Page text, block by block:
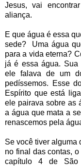
Jesus, vai
aliança.
E que água é essa
sede? Uma água
para a vida eterna?
já é essa água. Sua
ele falava de um
pedíssemos. Esse
Espírito que está
ele pairava sobre as
a água que mata a
renascemos pela
Se você tiver alguma
no final das contas,
capítulo 4 de São